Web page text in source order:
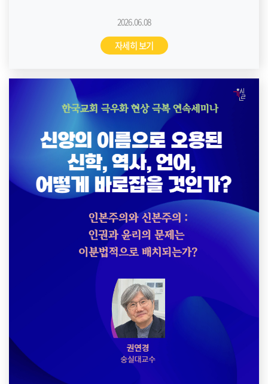
2026.06.08
자세히 보기